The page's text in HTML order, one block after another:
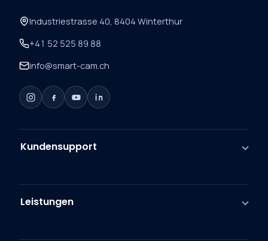
Industriestrasse 40, 8404 Winterthur
+41 52 525 89 88
info@smart-cam.ch
Kundensupport
Leistungen